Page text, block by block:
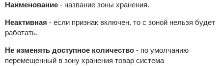
Наименование - название зоны хранения.
Неактивная - если признак включен, то с зоной нельзя будет
работать.
Не изменять доступное количество - по умолчанию
перемещенный в зону хранения товар система